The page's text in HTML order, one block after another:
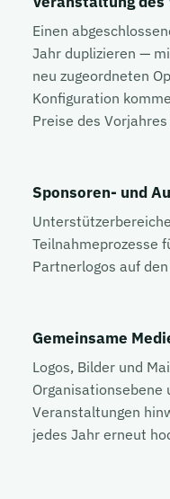
Einen
Jahr duplizieren —
neu zugeordneten
Konfiguration
Preise des
Sponsoren- und
Teilnahmeprozesse
Partnerlogos auf
Gemeinsame
Logos, Bilder und
Organisationsebene
Veranstaltungen
jedes Jahr erneut